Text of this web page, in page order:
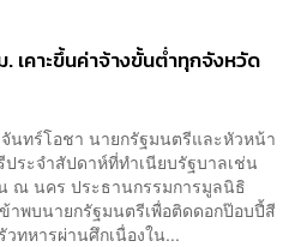
เคาะขึ้นค่าจ้างขั้นต่ำทุกจังหวัด
นทร์โอชา นายกรัฐมนตรีและหัวหน้า
ระจำสัปดาห์ที่ทำเนียบรัฐบาลเช่น
ณ นคร ประธานกรรมการมูลนิธิ
าพบนายกรัฐมนตรีเพื่อติดดอกป๊อบปี้สี
ทหารผ่านศึกเนื่องใน...